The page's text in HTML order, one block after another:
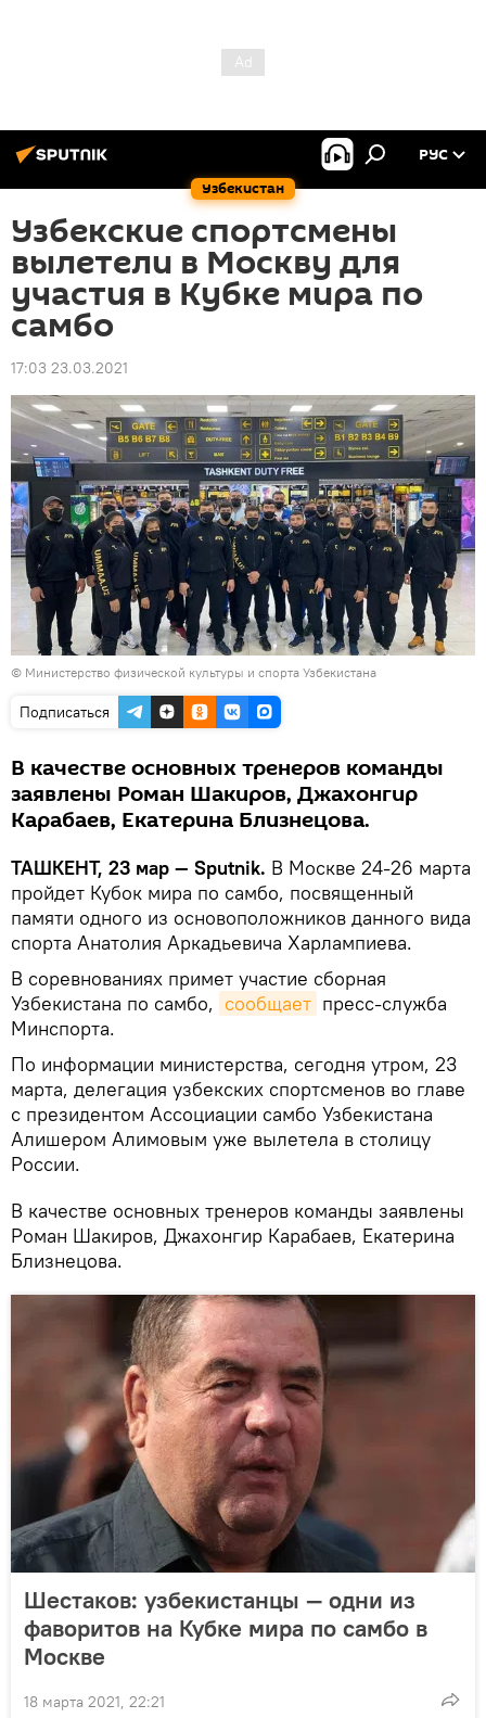
Узбекистан
РУС
Узбекские спортсмены
вылетели в Москву для
участия в Кубке мира по
самбо
17:03 23.03.2021
© Министерство физической культуры и спорта Узбекистана
Подписаться
В качестве основных тренеров команды
заявлены Роман Шакиров, Джахонгир
Карабаев, Екатерина Близнецова.
ТАШКЕНТ, 23 мар — Sputnik. В Москве 24-26 марта
пройдет Кубок мира по самбо, посвященный
памяти одного из основоположников данного вида
спорта Анатолия Аркадьевича Харлампиева.
В соревнованиях примет участие сборная
Узбекистана по самбо, сообщает пресс-служба
Минспорта.
По информации министерства, сегодня утром, 23
марта, делегация узбекских спортсменов во главе
с президентом Ассоциации самбо Узбекистана
Алишером Алимовым уже вылетела в столицу
России.
В качестве основных тренеров команды заявлены
Роман Шакиров, Джахонгир Карабаев, Екатерина
Близнецова.
Шестаков: узбекистанцы — одни из
фаворитов на Кубке мира по самбо в
Москве
18 марта 2021, 22:21